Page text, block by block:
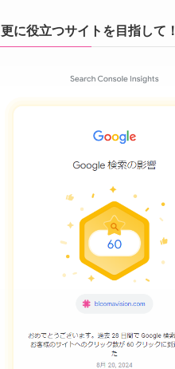
更に役立つサイトを目指して！